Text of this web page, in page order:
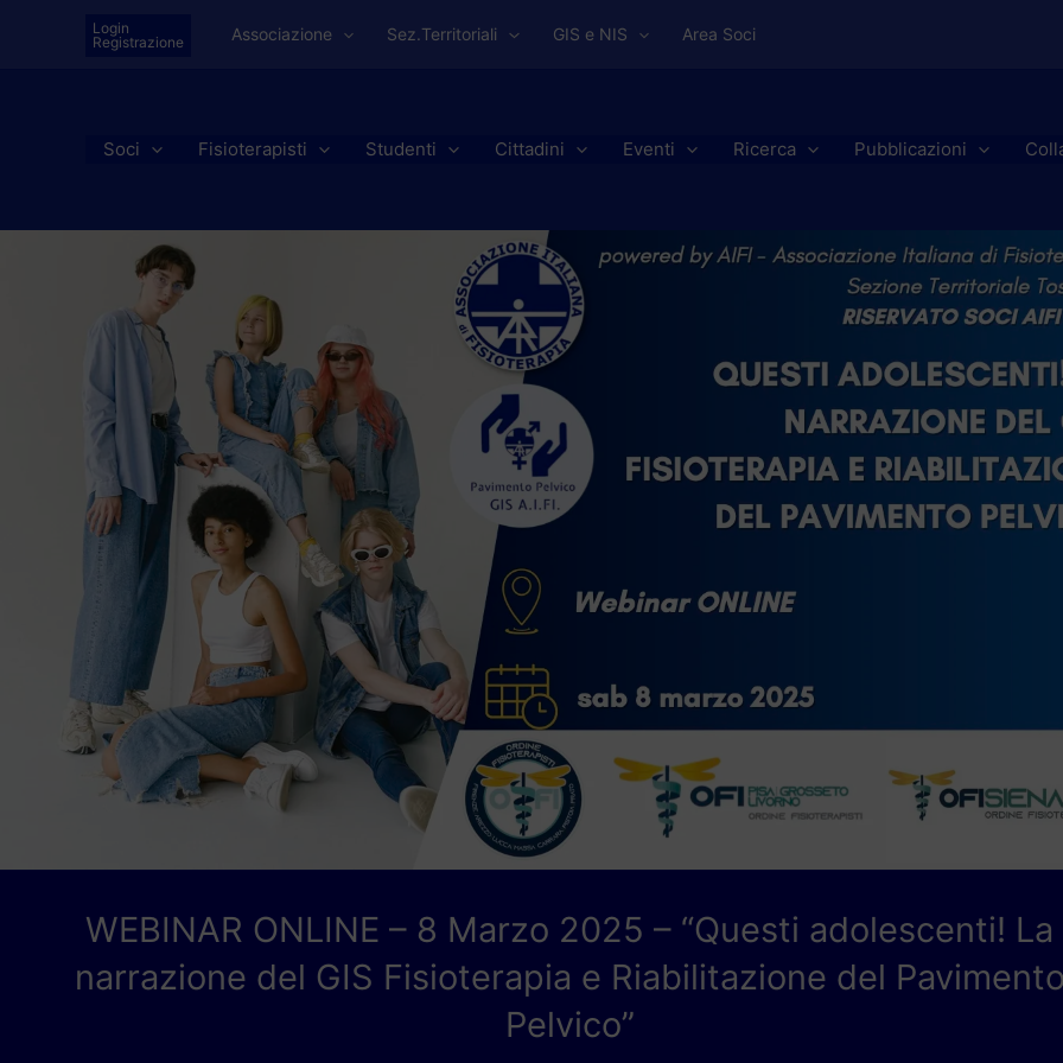
Login
Registrazione
Associazione Sez.Territoriali GIS e NIS Area Soci
Soci Fisioterapisti Studenti Cittadini Eventi Ricerca Pubblicazioni
WEBINAR ONLINE – 8 Marzo 2025 – “Questi adolescenti! La
narrazione del GIS Fisioterapia e Riabilitazione del
Pelvico”